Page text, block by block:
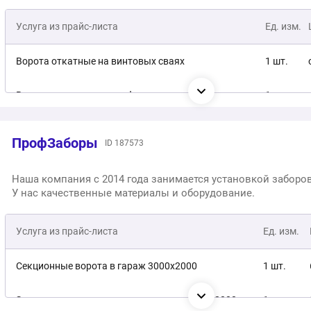
Услуга из прайс-листа Ед. изм.
Ворота откатные на винтовых сваях 1 шт.
Ворота откатные из профлиста 1 шт.
Ворота распашные металлические
Автоматические распашные ворота 3000х1800 мм 1 шт.
Откатные ворота из профнастила 3000х1800 мм 1 шт.
Деревянные откатные ворота 3000х1800 мм 1 шт.
ПрофЗаборы ID 187573
Наша компания с 2014 года занимается установкой
У нас качественные материалы и оборудование.
Услуга из прайс-листа Ед. изм.
Секционные ворота в гараж 3000x2000 1 шт.
Зеленые секционные ворота в гараж 4500x2000 1 шт.